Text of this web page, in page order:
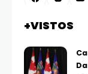
+VISTOS